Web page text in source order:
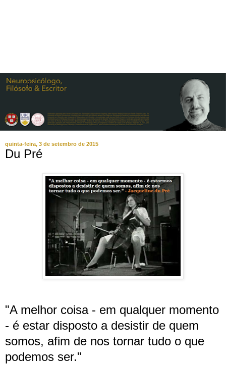
quinta-feira, 3 de setembro de 2015
Du Pré
"A melhor coisa - em qualquer momento
- é estar disposto a desistir de quem
somos, afim de nos tornar tudo o que
podemos ser."